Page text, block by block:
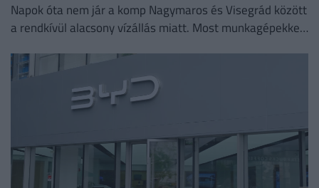
Napok óta nem jár a komp Nagymaros és Visegrád között
a rendkívül alacsony vízállás miatt. Most munkagépekkel
biztonságosan...